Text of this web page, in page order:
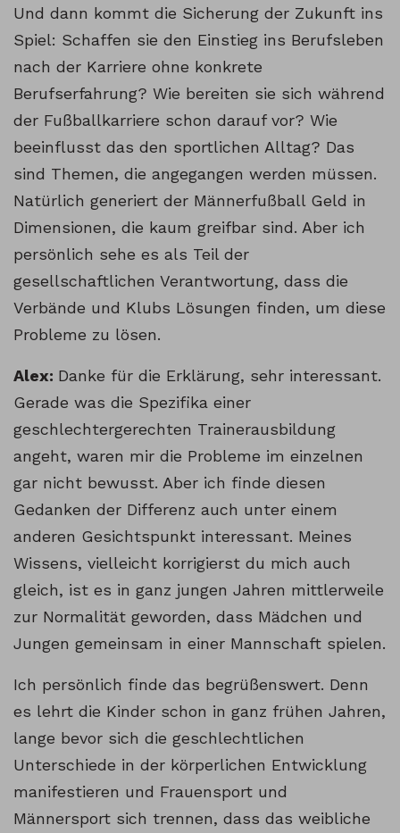
Und dann kommt die Sicherung der Zukunft ins
Spiel: Schaffen sie den Einstieg ins Berufsleben
nach der Karriere ohne konkrete
Berufserfahrung? Wie bereiten sie sich während
der Fußballkarriere schon darauf vor? Wie
beeinflusst das den sportlichen Alltag? Das
sind Themen, die angegangen werden müssen.
Natürlich generiert der Männerfußball Geld in
Dimensionen, die kaum greifbar sind. Aber ich
persönlich sehe es als Teil der
gesellschaftlichen Verantwortung, dass die
Verbände und Klubs Lösungen finden, um diese
Probleme zu lösen.
Alex: Danke für die Erklärung, sehr interessant.
Gerade was die Spezifika einer
geschlechtergerechten Trainerausbildung
angeht, waren mir die Probleme im einzelnen
gar nicht bewusst. Aber ich finde diesen
Gedanken der Differenz auch unter einem
anderen Gesichtspunkt interessant. Meines
Wissens, vielleicht korrigierst du mich auch
gleich, ist es in ganz jungen Jahren mittlerweile
zur Normalität geworden, dass Mädchen und
Jungen gemeinsam in einer Mannschaft spielen.
Ich persönlich finde das begrüßenswert. Denn
es lehrt die Kinder schon in ganz frühen Jahren,
lange bevor sich die geschlechtlichen
Unterschiede in der körperlichen Entwicklung
manifestieren und Frauensport und
Männersport sich trennen, dass das weibliche